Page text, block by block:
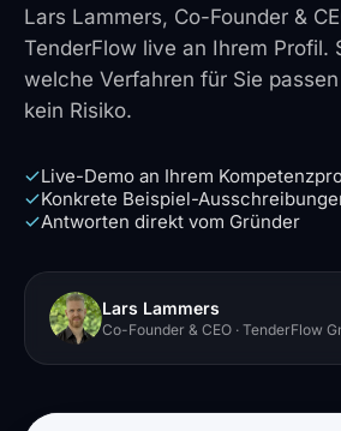
Lars Lammers, Co-Founder &
TenderFlow live an Ihrem Profil.
welche Verfahren für Sie
kein Risiko.
Live-Demo an Ihrem
Konkrete Beispiel-
Antworten direkt vom Gründer
Lars Lammers
Co-Founder & CEO · TenderFlow